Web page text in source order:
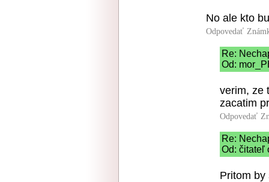
No ale kto
Odpovedať
Re:
Od:
verim, ze
zacatim
Odpovedať
Re:
Od: čitateľ
Pritom